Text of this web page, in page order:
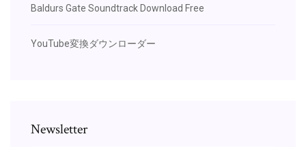
Baldurs Gate Soundtrack Download Free
YouTube変換ダウンローダー
Newsletter